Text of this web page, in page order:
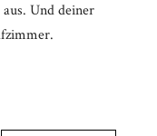
aus. Und deiner